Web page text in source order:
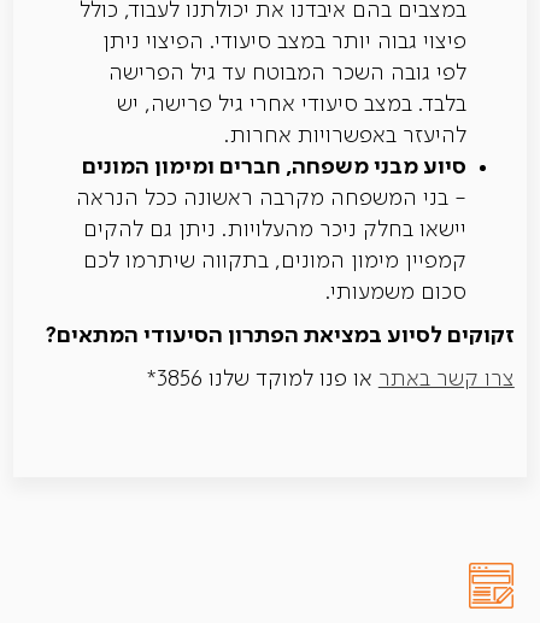
במצבים בהם איבדנו את יכולתנו לעבוד, כולל
פיצוי גבוה יותר במצב סיעודי. הפיצוי ניתן
לפי גובה השכר המבוטח עד גיל הפרישה
בלבד. במצב סיעודי אחרי גיל פרישה, יש
להיעזר באפשרויות אחרות.
סיוע מבני משפחה, חברים ומימון המונים
- בני המשפחה מקרבה ראשונה ככל הנראה
יישאו בחלק ניכר מהעלויות. ניתן גם להקים
קמפיין מימון המונים, בתקווה שיתרמו לכם
סכום משמעותי.
זקוקים לסיוע במציאת הפתרון הסיעודי המתאים?
צרו קשר באתר או פנו למוקד שלנו 3856*